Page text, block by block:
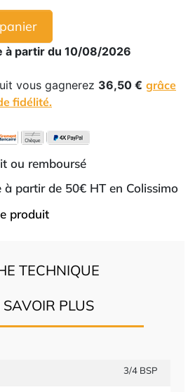
à partir du 10/08/2026
vous gagnerez 36,50 € grâce
fidélité.
ou remboursé
partir de 50€ HT en Colissimo
produit
TECHNIQUE
SAVOIR PLUS
3/4 BSP